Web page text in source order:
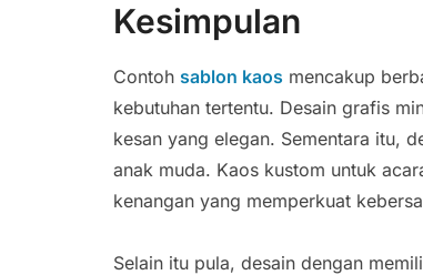
Kesimpulan
Contoh sablon kaos mencakup
kebutuhan tertentu. Desain grafis
kesan yang elegan. Sementara itu,
anak muda. Kaos kustom untuk
kenangan yang memperkuat
Selain itu pula, desain dengan